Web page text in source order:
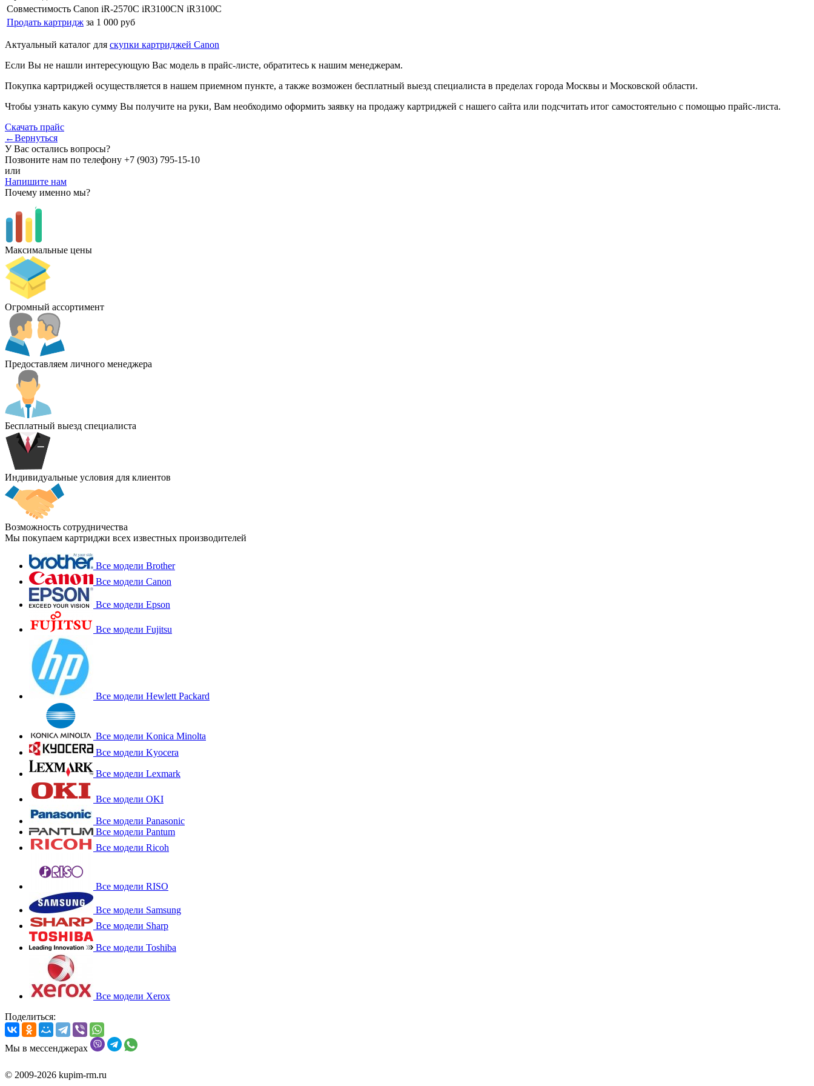
Совместимость Canon iR-2570C iR3100CN iR3100C
Продать картридж за 1 000 руб
Актуальный каталог для скупки картриджей Canon
Если Вы не нашли интересующую Вас модель в прайс-листе, обратитесь к нашим менеджерам.
Покупка картриджей осуществляется в нашем приемном пункте, а также возможен бесплатный выезд специалиста в пределах города Москвы и Московской области.
Чтобы узнать какую сумму Вы получите на руки, Вам необходимо оформить заявку на продажу картриджей с нашего сайта или подсчитать итог самостоятельно с помощью прайс-листа.
Скачать прайс
←Вернуться
У Вас остались вопросы?
Позвоните нам по телефону +7 (903) 795-15-10
или
Напишите нам
Почему именно мы?
Максимальные цены
Огромный ассортимент
Предоставляем личного менеджера
Бесплатный выезд специалиста
Индивидуальные условия для клиентов
Возможность сотрудничества
Мы покупаем картриджи всех известных производителей
Все модели Brother
Все модели Canon
Все модели Epson
Все модели Fujitsu
Все модели Hewlett Packard
Все модели Konica Minolta
Все модели Kyocera
Все модели Lexmark
Все модели OKI
Все модели Panasonic
Все модели Pantum
Все модели Ricoh
Все модели RISO
Все модели Samsung
Все модели Sharp
Все модели Toshiba
Все модели Xerox
Поделиться:
Мы в мессенджерах
© 2009-2026 kupim-rm.ru